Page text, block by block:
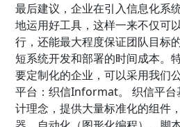
最后建议，企业在引入信息化系
地运用好工具，这样一来不仅可
行，还能最大程度保证团队目标
短系统开发和部署的时间成本。
要定制化的企业，可以采用我们
平台：织信Informat。 织信平台
计理念，提供大量标准化的组件